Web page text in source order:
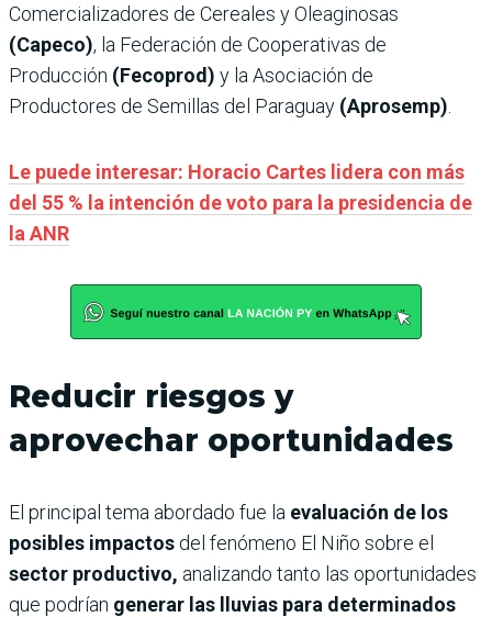
Comercializadores de Cereales y Oleaginosas
(Capeco), la Federación de Cooperativas de
Producción (Fecoprod) y la Asociación de
Productores de Semillas del Paraguay (Aprosemp)
Le puede interesar: Horacio Cartes lidera con más
del 55 % la intención de voto para la presidencia de
la ANR
Reducir riesgos y
aprovechar oportunidades
El principal tema abordado fue la evaluación de los
posibles impactos del fenómeno El Niño sobre el
sector productivo, analizando tanto las oportunidades
que podrían generar las lluvias para determinados